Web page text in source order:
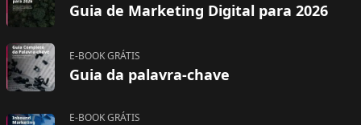
Guia de Marketing Digital para 2026
E-BOOK GRÁTIS
Guia da palavra-chave
E-BOOK GRÁTIS